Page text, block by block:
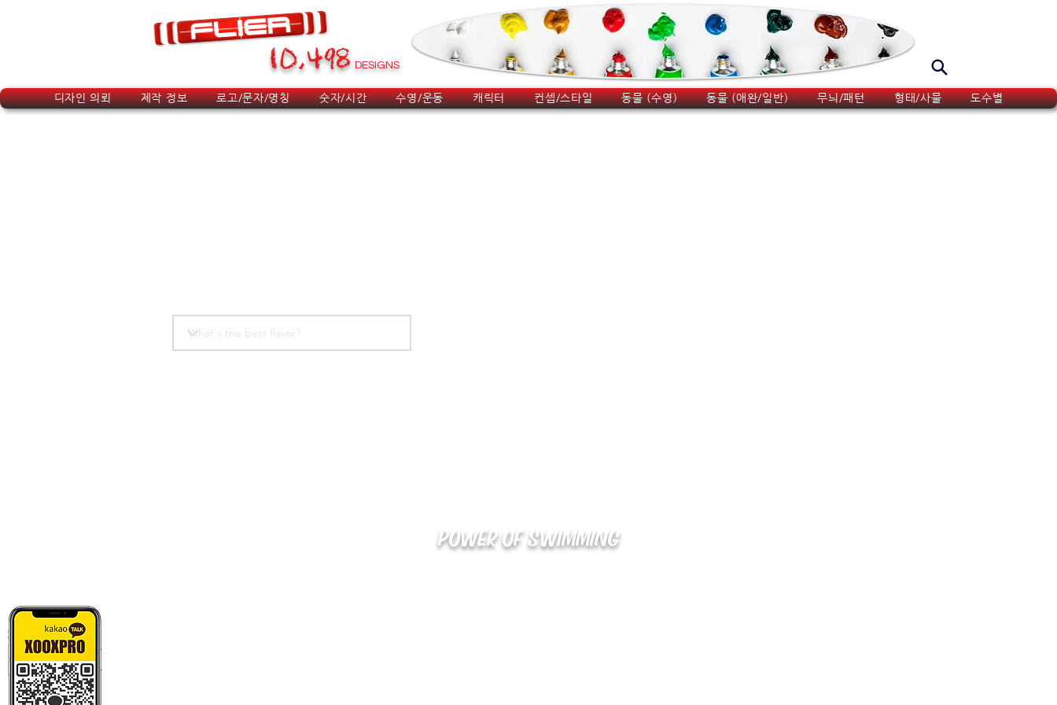
10,498 DESIGNS
디자인 의뢰 제작 정보 로고/문자/명칭 숫자/시간 수영/운동 캐릭터 컨셉/스타일 동물 (수영) 동물 (애완/일반) 무늬/패턴 형태/사물 도수별
POWER OF SWIMMING